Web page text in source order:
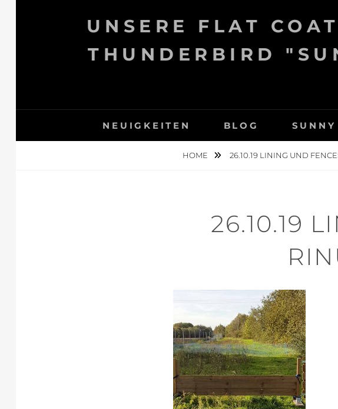
UNSERE FLAT
THUNDERBIRD
NEUIGKEITEN BLOG SUNNY
HOME 26.10.19 LINING UND
26.10.19